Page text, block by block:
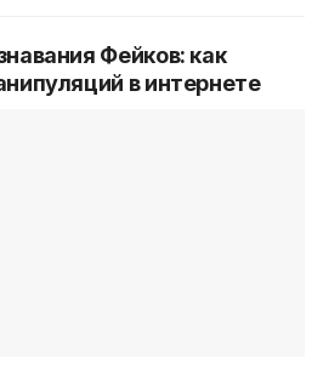
Фейков: как
в интернете